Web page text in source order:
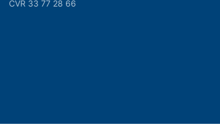
CVR 33 77 28 66